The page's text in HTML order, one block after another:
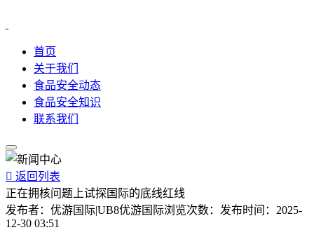
首页
关于我们
食品安全动态
食品安全知识
联系我们
 返回列表
正在拥核问题上试探国际的底线红线
发布者： 优游国际|UB8优游国际浏览次数： 发布时间： 2025-
12-30 03:51